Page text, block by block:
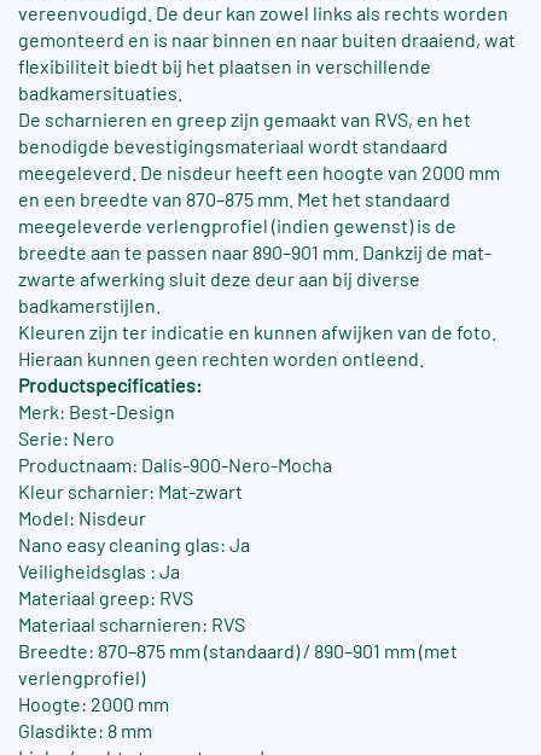
vereenvoudigd. De deur kan zowel links als rechts worden
gemonteerd en is naar binnen en naar buiten draaiend, wat
flexibiliteit biedt bij het plaatsen in verschillende
badkamersituaties.
De scharnieren en greep zijn gemaakt van RVS, en het
benodigde bevestigingsmateriaal wordt standaard
meegeleverd. De nisdeur heeft een hoogte van 2000 mm
en een breedte van 870–875 mm. Met het standaard
meegeleverde verlengprofiel (indien gewenst) is de
breedte aan te passen naar 890–901 mm. Dankzij de mat-
zwarte afwerking sluit deze deur aan bij diverse
badkamerstijlen.
Kleuren zijn ter indicatie en kunnen afwijken van de foto.
Hieraan kunnen geen rechten worden ontleend.
Productspecificaties:
Merk: Best-Design
Serie: Nero
Productnaam: Dalis-900-Nero-Mocha
Kleur scharnier: Mat-zwart
Model: Nisdeur
Nano easy cleaning glas: Ja
Veiligheidsglas : Ja
Materiaal greep: RVS
Materiaal scharnieren: RVS
Breedte: 870–875 mm (standaard) / 890–901 mm (met
verlengprofiel)
Hoogte: 2000 mm
Glasdikte: 8 mm